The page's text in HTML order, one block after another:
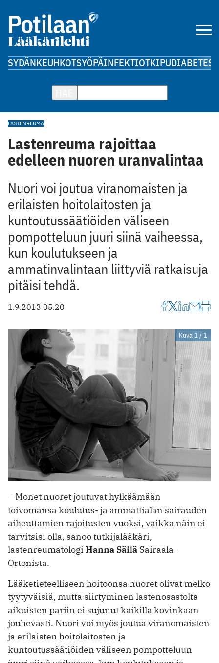
SYDÄNKEUHKOTSYÖPÄINFEKTIOTKIPUDIABETES
LASTENREUMA
Lastenreuma rajoittaa
edelleen nuoren uranvalintaa
Nuori voi joutua viranomaisten ja
erilaisten hoitolaitosten ja
kuntoutussäätiöiden väliseen
pompotteluun juuri siinä vaiheessa,
kun koulutukseen ja
ammatinvalintaan liittyviä ratkaisuja
pitäisi tehdä.
1.9.2013 05.20
Kuva 1 / 1
– Monet nuoret joutuvat hylkäämään
toivomansa koulutus- ja ammattialan sairauden
aiheuttamien ­rajoitusten vuoksi, vaikka näin ei
tarvitsisi olla, sanoo tutkijalääkäri,
lastenreumatologi Hanna Säilä Sairaala ­
Ortonista.
Lääketieteelliseen hoitoonsa nuoret olivat melko
tyytyväisiä, mutta siirtyminen lastenosastolta
aikuisten pariin ei sujunut kaikilla kovinkaan
jouhevasti. Nuori voi myös joutua viranomaisten
ja erilaisten hoitolaitosten ja
kuntoutussäätiöiden väliseen pompotteluun